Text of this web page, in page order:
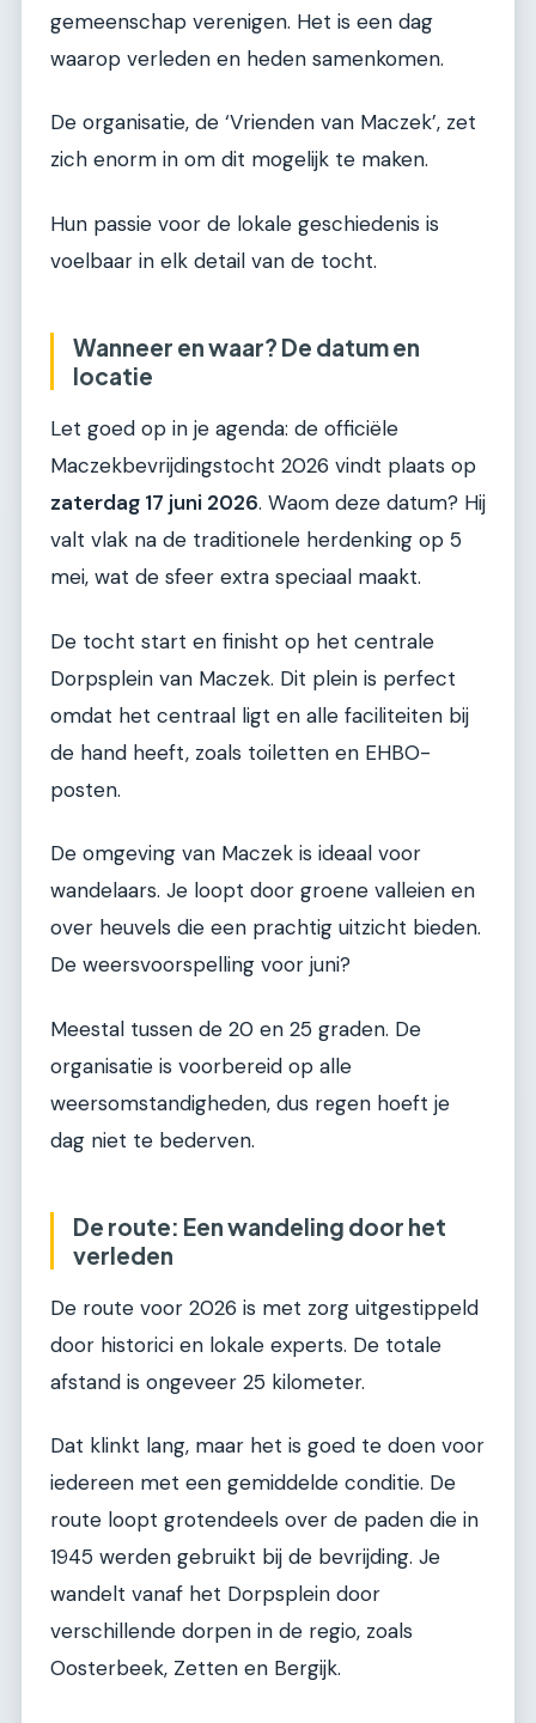
gemeenschap verenigen. Het is een dag
waarop verleden en heden samenkomen.
De organisatie, de ‘Vrienden van Maczek’, zet
zich enorm in om dit mogelijk te maken.
Hun passie voor de lokale geschiedenis is
voelbaar in elk detail van de tocht.
Wanneer en waar? De datum en
locatie
Let goed op in je agenda: de officiële
Maczekbevrijdingstocht 2026 vindt plaats op
zaterdag 17 juni 2026. Waom deze datum? Hij
valt vlak na de traditionele herdenking op 5
mei, wat de sfeer extra speciaal maakt.
De tocht start en finisht op het centrale
Dorpsplein van Maczek. Dit plein is perfect
omdat het centraal ligt en alle faciliteiten bij
de hand heeft, zoals toiletten en EHBO-
posten.
De omgeving van Maczek is ideaal voor
wandelaars. Je loopt door groene valleien en
over heuvels die een prachtig uitzicht bieden.
De weersvoorspelling voor juni?
Meestal tussen de 20 en 25 graden. De
organisatie is voorbereid op alle
weersomstandigheden, dus regen hoeft je
dag niet te bederven.
De route: Een wandeling door het
verleden
De route voor 2026 is met zorg uitgestippeld
door historici en lokale experts. De totale
afstand is ongeveer 25 kilometer.
Dat klinkt lang, maar het is goed te doen voor
iedereen met een gemiddelde conditie. De
route loopt grotendeels over de paden die in
1945 werden gebruikt bij de bevrijding. Je
wandelt vanaf het Dorpsplein door
verschillende dorpen in de regio, zoals
Oosterbeek, Zetten en Bergijk.